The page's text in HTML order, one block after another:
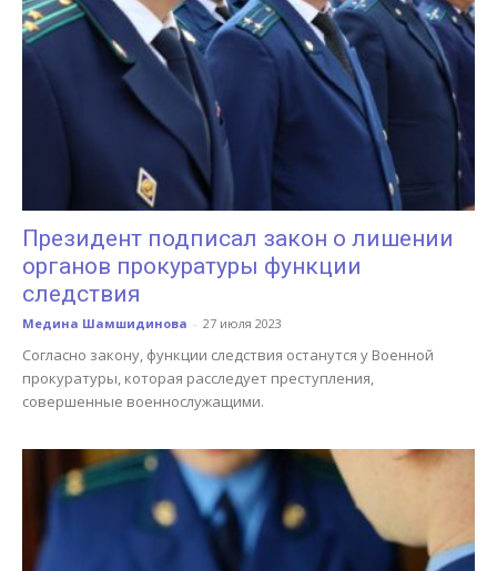
Президент подписал закон о лишении
органов прокуратуры функции
следствия
Медина Шамшидинова - 27 июля 2023
Согласно закону, функции следствия останутся у Военной
прокуратуры, которая расследует преступления,
совершенные военнослужащими.